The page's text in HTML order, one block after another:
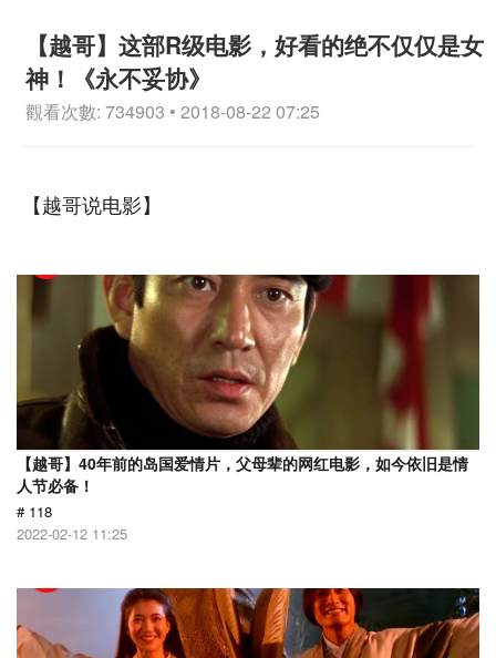
【越哥】这部R级电影，好看的绝不仅仅是女
神！《永不妥协》
觀看次數: 734903 • 2018-08-22 07:25
【越哥说电影】
【越哥】40年前的岛国爱情片，父母辈的网红电影，如今依旧是情
人节必备！
# 118
2022-02-12 11:25